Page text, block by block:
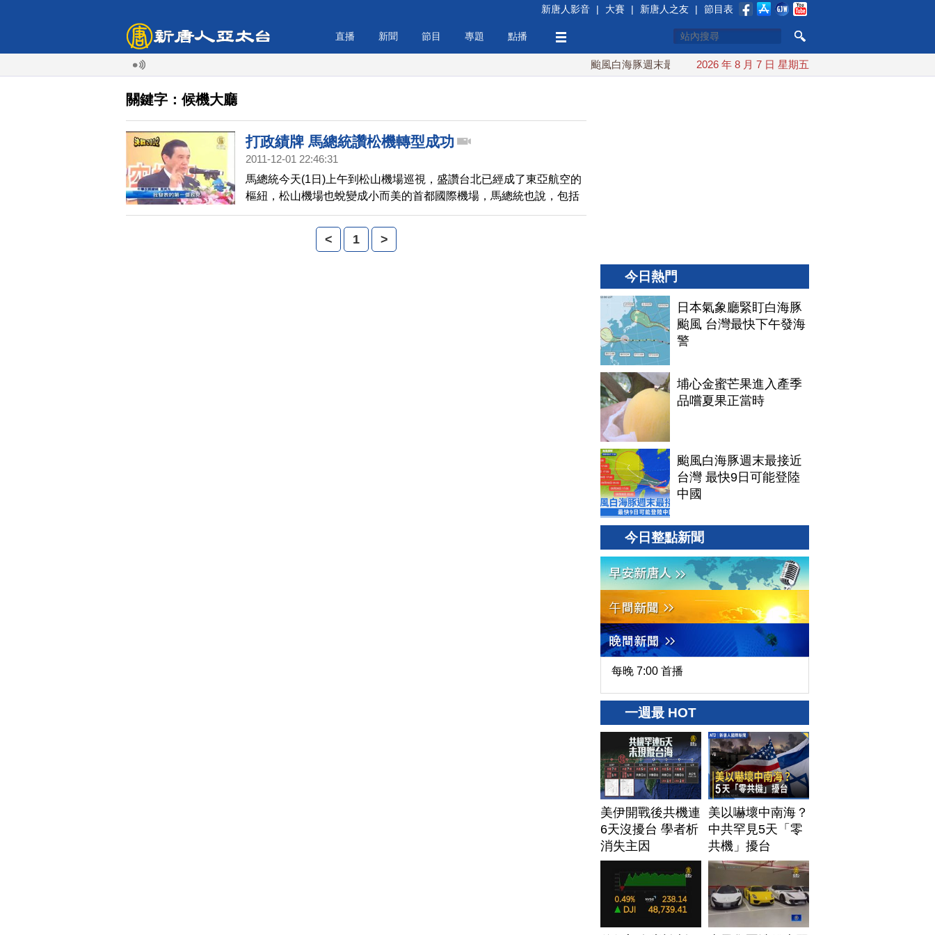
新唐人影音 | 大賽 | 新唐人之友 | 節目表
直播 新聞 節目 專題 點播
颱風白海豚週末最接近台灣 最快9日可能登陸中國
2026 年 8 月 7 日 星期五
關鍵字：候機大廳
打政績牌 馬總統讚松機轉型成功
2011-12-01 22:46:31
馬總統今天(1日)上午到松山機場巡視，盛讚台北已經成了東亞航空的
樞紐，松山機場也蛻變成小而美的首都國際機場，馬總統也說，包括
桃園機場、松山機場都已經有盈餘，台灣的航空正在進行一場沉默的
< 1 >
今日熱門
日本氣象廳緊盯白海豚
颱風 台灣最快下午發海
警
埔心金蜜芒果進入產季
品嚐夏果正當時
颱風白海豚週末最接近
台灣 最快9日可能登陸
中國
今日整點新聞
每晚 7:00 首播
一週最 HOT
美伊開戰後共機連
6天沒擾台 學者析
消失主因
美以嚇壞中南海？
中共罕見5天「零
共機」擾台